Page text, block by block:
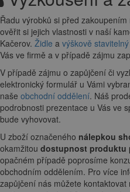
Řadu výrobků si před
ověřit si jejich vlastnosti v naší
Kačerov. Židle a výškově
Vás ve firmě a v případě zájmu
V případě zájmu o zapůjčení či
elektronický formulář u Vámi
naše obchodní oddělení. Náš
podrobnosti prezentace u Vás ve
bude vyhovovat.
U zboží označeného nálepkou
okamžitou dostupnost produktu
opačném případě poprosíme
obchodním oddělením. Pro více
zapůjčení nás můžete kontaktovat